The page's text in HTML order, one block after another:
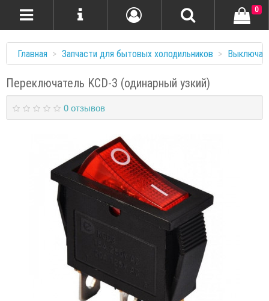
0
Главная Запчасти для бытовых холодильников
Переключатель KCD-3 (одинарный узкий)
0 отзывов